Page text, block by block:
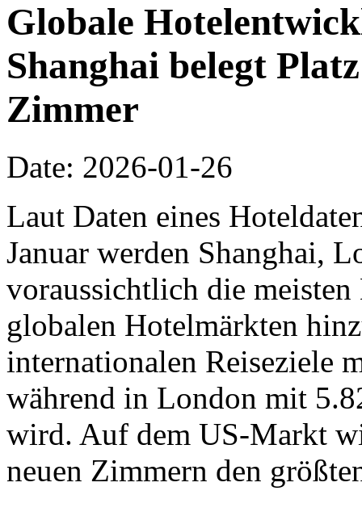
Globale
Shanghai belegt
Zimmer
Date: 2026-01-26
Laut Daten eines
Januar werden Shanghai,
voraussichtlich die
globalen Hotelmärkten
internationalen Reiseziele
während in London mit
wird. Auf dem US-Markt
neuen Zimmern den